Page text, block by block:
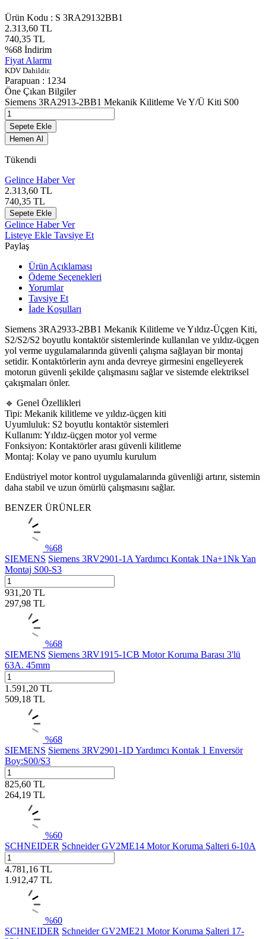
Ürün Kodu : S 3RA29132BB1
2.313,60 TL
740,35 TL
%68 İndirim
Fiyat Alarmı
KDV Dahildir.
Parapuan : 1234
Öne Çıkan Bilgiler
Siemens 3RA2913-2BB1 Mekanik Kilitleme Ve Y/Ü Kiti S00
Sepete Ekle
Hemen Al
Tükendi
Gelince Haber Ver
2.313,60 TL
740,35 TL
Sepete Ekle
Gelince Haber Ver
Listeye Ekle Tavsiye Et
Paylaş
Ürün Açıklaması
Ödeme Seçenekleri
Yorumlar
Tavsiye Et
İade Koşulları
Siemens 3RA2933-2BB1 Mekanik Kilitleme ve Yıldız-Üçgen Kiti,
S2/S2/S2 boyutlu kontaktör sistemlerinde kullanılan ve yıldız-üçgen
yol verme uygulamalarında güvenli çalışma sağlayan bir montaj
setidir. Kontaktörlerin aynı anda devreye girmesini engelleyerek
motorun güvenli şekilde çalışmasını sağlar ve sistemde elektriksel
çakışmaları önler.
🔹 Genel Özellikleri
Tipi: Mekanik kilitleme ve yıldız-üçgen kiti
Uyumluluk: S2 boyutlu kontaktör sistemleri
Kullanım: Yıldız-üçgen motor yol verme
Fonksiyon: Kontaktörler arası güvenli kilitleme
Montaj: Kolay ve pano uyumlu kurulum
Endüstriyel motor kontrol uygulamalarında güvenliği artırır, sistemin
daha stabil ve uzun ömürlü çalışmasını sağlar.
BENZER ÜRÜNLER
%68
SIEMENS Siemens 3RV2901-1A Yardımcı Kontak 1Na+1Nk Yan
Montaj S00-S3
931,20 TL
297,98 TL
%68
SIEMENS Siemens 3RV1915-1CB Motor Koruma Barası 3'lü
63A. 45mm
1.591,20 TL
509,18 TL
%68
SIEMENS Siemens 3RV2901-1D Yardımcı Kontak 1 Enversör
Boy:S00/S3
825,60 TL
264,19 TL
%60
SCHNEIDER Schneider GV2ME14 Motor Koruma Şalteri 6-10A
4.781,16 TL
1.912,47 TL
%60
SCHNEIDER Schneider GV2ME21 Motor Koruma Şalteri 17-